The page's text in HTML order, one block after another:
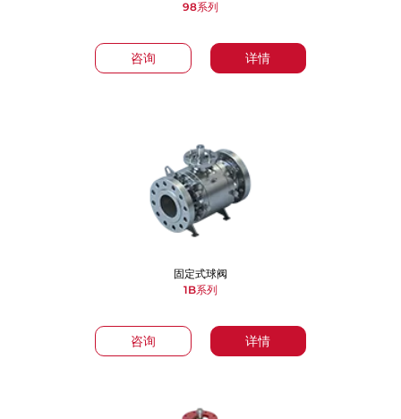
咨询 详情
98系列
咨询 详情
固定式球阀
1B系列